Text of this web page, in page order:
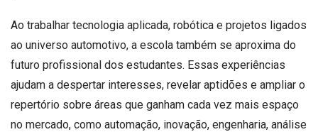
Ao trabalhar tecnologia aplicada, robótica e projetos ligados
ao universo automotivo, a escola também se aproxima do
futuro profissional dos estudantes. Essas experiências
ajudam a despertar interesses, revelar aptidões e ampliar o
repertório sobre áreas que ganham cada vez mais espaço
no mercado, como automação, inovação, engenharia, análise